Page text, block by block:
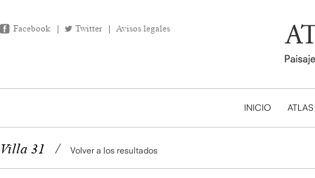
Facebook Twitter Avisos legales
INICIO ATLAS
Villa 31 / Volver a los resultados